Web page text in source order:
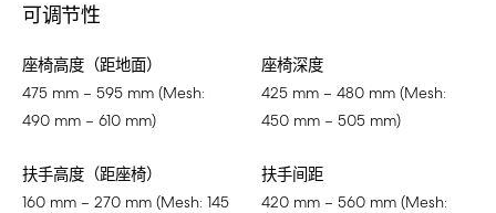
可调节性
座椅高度（距地面）
475 mm – 595 mm (Mesh:
490 mm – 610 mm)
座椅深度
425 mm – 480 mm (Mesh:
450 mm – 505 mm)
扶手高度（距座椅）
160 mm – 270 mm (Mesh: 145
扶手间距
420 mm – 560 mm (Mesh: